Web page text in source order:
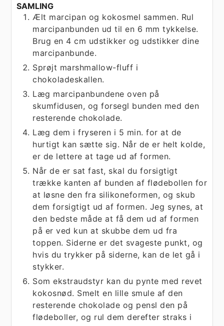
SAMLING
Ælt marcipan og kokosmel sammen. Rul
marcipanbunden ud til en 6 mm tykkelse.
Brug en 4 cm udstikker og udstikker dine
marcipanbunde.
Sprøjt marshmallow-fluff i
chokoladeskallen.
Læg marcipanbundene oven på
skumfidusen, og forsegl bunden med den
resterende chokolade.
Læg dem i fryseren i 5 min. for at de
hurtigt kan sætte sig. Når de er helt kolde,
er de lettere at tage ud af formen.
Når de er sat fast, skal du forsigtigt
trække kanten af bunden af flødebollen for
at løsne den fra silikoneformen, og skub
dem forsigtigt ud af formen. Jeg synes, at
den bedste måde at få dem ud af formen
på er ved kun at skubbe dem ud fra
toppen. Siderne er det svageste punkt, og
hvis du trykker på siderne, kan de let gå i
stykker.
Som ekstraudstyr kan du pynte med revet
kokosnød. Smelt en lille smule af den
resterende chokolade og pensl den på
flødeboller, og rul dem derefter straks i